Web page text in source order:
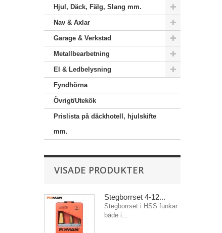
Hjul, Däck, Fälg, Slang mm.
Nav & Axlar
Garage & Verkstad
Metallbearbetning
El & Ledbelysning
Fyndhörna
Övrigt/Utekök
Prislista på däckhotell, hjulskifte
mm.
VISADE PRODUKTER
Stegborrset 4-12...
Stegborrset i HSS funkar
både i...